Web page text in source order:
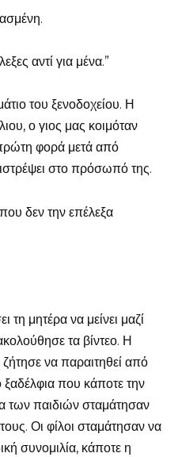
αντί για μένα.”
του ξενοδοχείου. Η
ο γιος μας κοιμόταν
φορά μετά από
στο πρόσωπό της.
δεν την επέλεξα
τη μητέρα να μείνει μαζί
τα βίντεο. Η
να παραιτηθεί από
που κάποτε την
των παιδιών σταμάτησαν
Οι φίλοι σταμάτησαν να
συνομιλία, κάποτε η